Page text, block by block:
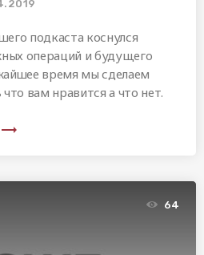
подкаста коснулся
операций и будущего
время мы сделаем
вам нравится а что нет.
trending_flat
64